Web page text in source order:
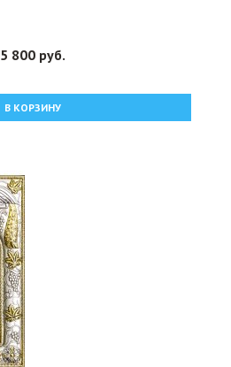
5 800 руб.
В КОРЗИНУ